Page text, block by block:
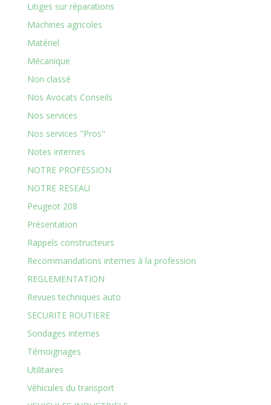
Litiges sur réparations
Machines agricoles
Matériel
Mécanique
Non classé
Nos Avocats Conseils
Nos services
Nos services "Pros"
Notes internes
NOTRE PROFESSION
NOTRE RESEAU
Peugeot 208
Présentation
Rappels constructeurs
Recommandations internes à la profession
REGLEMENTATION
Revues techniques auto
SECURITE ROUTIERE
Sondages internes
Témoignages
Utilitaires
Véhicules du transport